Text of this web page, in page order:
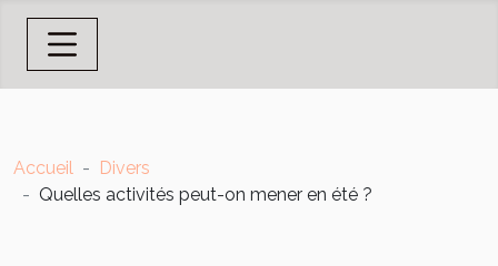
Accueil
Divers
Quelles activités peut-on mener en été ?